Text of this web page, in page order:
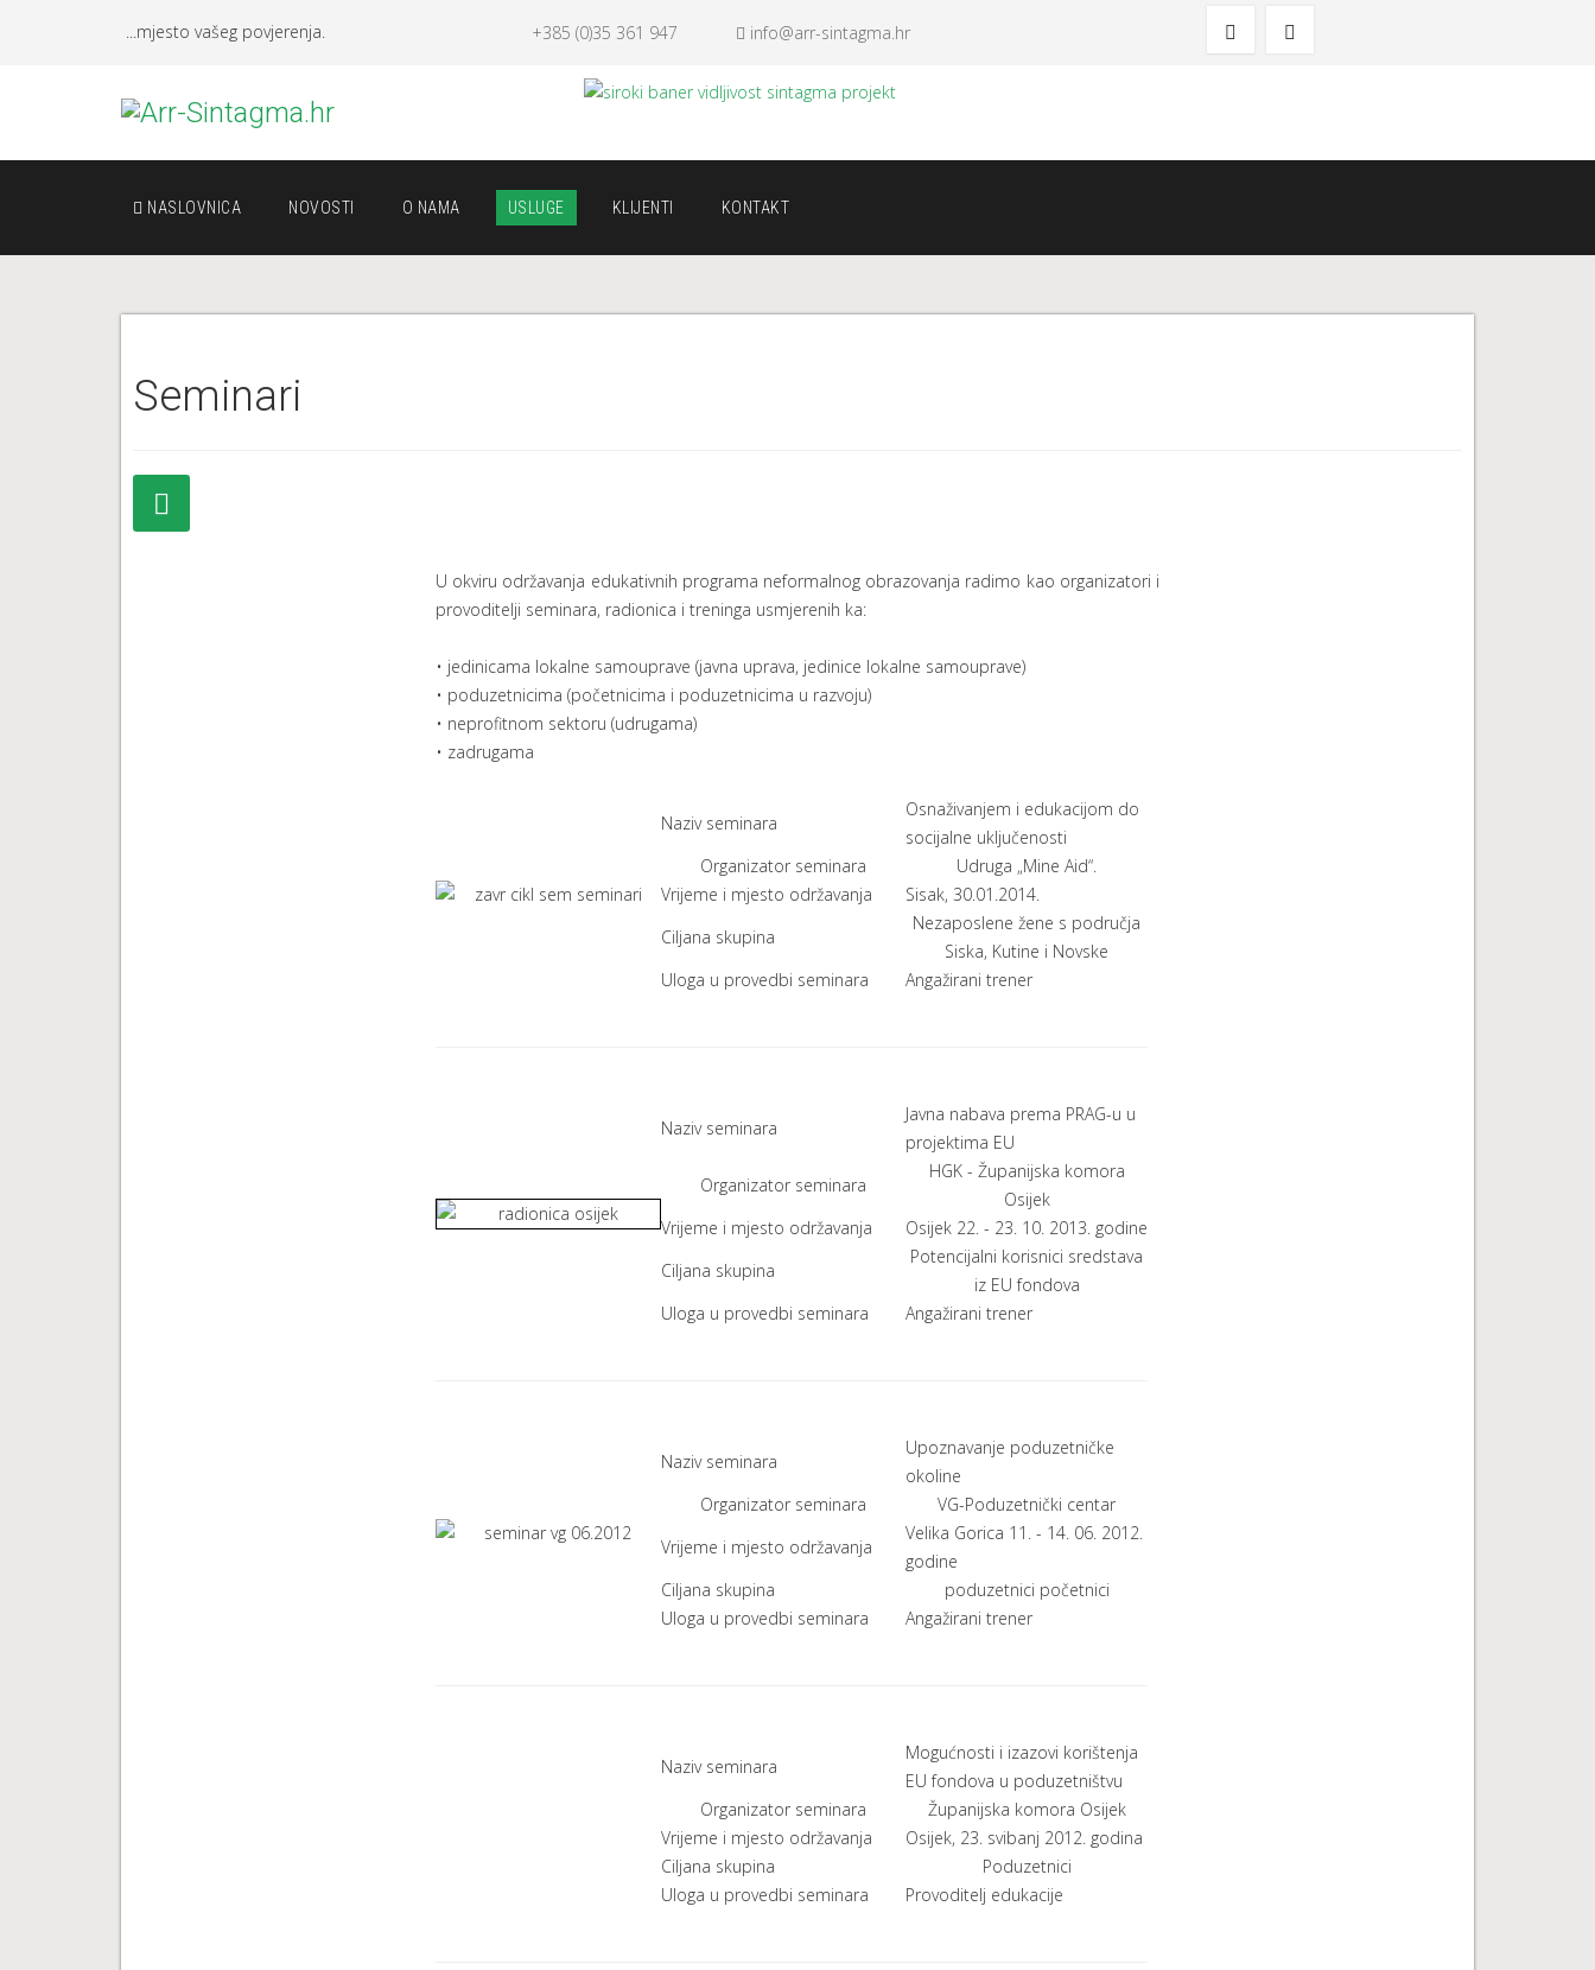
...mjesto vašeg povjerenja. +385 (0)35 361 947 info@arr-sintagma.hr
NASLOVNICA NOVOSTI O NAMA USLUGE KLIJENTI KONTAKT
Seminari
U okviru održavanja edukativnih programa neformalnog obrazovanja radimo kao organizatori i
provoditelji seminara, radionica i treninga usmjerenih ka:
• jedinicama lokalne samouprave (javna uprava, jedinice lokalne samouprave)
• poduzetnicima (početnicima i poduzetnicima u razvoju)
• neprofitnom sektoru (udrugama)
• zadrugama
Naziv seminara
Osnaživanjem i edukacijom do
socijalne uključenosti
Organizator seminara
Udruga „Mine Aid“.
Vrijeme i mjesto održavanja
Sisak, 30.01.2014.
Ciljana skupina
Nezaposlene žene s područja
Siska, Kutine i Novske
Uloga u provedbi seminara
Angažirani trener
Naziv seminara
Javna nabava prema PRAG-u u
projektima EU
Organizator seminara
HGK - Županijska komora
Osijek
Vrijeme i mjesto održavanja
Osijek 22. - 23. 10. 2013. godine
Ciljana skupina
Potencijalni korisnici sredstava
iz EU fondova
Uloga u provedbi seminara
Angažirani trener
Naziv seminara
Upoznavanje poduzetničke
okoline
Organizator seminara
VG-Poduzetnički centar
Vrijeme i mjesto održavanja
Velika Gorica 11. - 14. 06. 2012.
godine
Ciljana skupina
poduzetnici početnici
Uloga u provedbi seminara
Angažirani trener
Naziv seminara
Mogućnosti i izazovi korištenja
EU fondova u poduzetništvu
Organizator seminara
Županijska komora Osijek
Vrijeme i mjesto održavanja
Osijek, 23. svibanj 2012. godina
Ciljana skupina
Poduzetnici
Uloga u provedbi seminara
Provoditelj edukacije